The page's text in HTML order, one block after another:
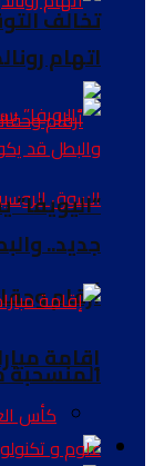
تخالف
أرقام
اتهام
جديد..
إقامة
كأس
علوم و